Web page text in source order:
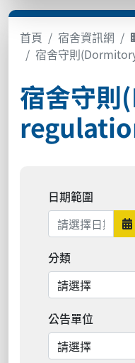
首頁 宿舍資訊網
宿舍守則
宿舍守
日期範圍
分類
公告單位